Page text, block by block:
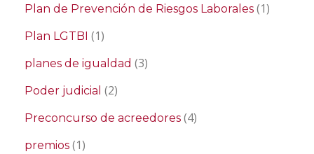
Plan de Prevención de Riesgos Laborales (1)
Plan LGTBI (1)
planes de igualdad (3)
Poder judicial (2)
Preconcurso de acreedores (4)
premios (1)